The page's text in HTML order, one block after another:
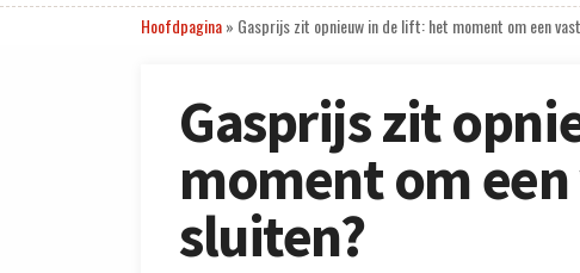
Hoofdpagina» Gasprijs zit opnieuw in de lift: het moment om een
Gasprijs zit
moment om
sluiten?